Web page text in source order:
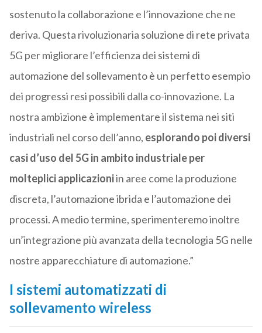
sostenuto la collaborazione e l’innovazione che ne
deriva. Questa rivoluzionaria soluzione di rete privata
5G per migliorare l’efficienza dei sistemi di
automazione del sollevamento è un perfetto esempio
dei progressi resi possibili dalla co-innovazione. La
nostra ambizione è implementare il sistema nei siti
industriali nel corso dell’anno, esplorando poi diversi
casi d’uso del 5G in ambito industriale per
molteplici applicazioniin aree come la produzione
discreta, l’automazione ibrida e l’automazione dei
processi. A medio termine, sperimenteremo inoltre
un’integrazione più avanzata della tecnologia 5G nelle
nostre apparecchiature di automazione.”
I sistemi automatizzati di
sollevamento wireless